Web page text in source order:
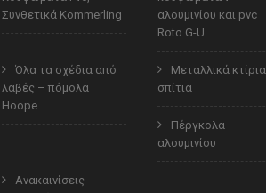
Συνθετικά Kommerling
αλουμινίου και pvc
Roto G-U
Όλα τα σχέδια από
λαβές – πόμολα
Hoope
Μεταλλικά κτίρια
σπίτια
Πέργκολα
αλουμινίου
Ανακαινίσεις